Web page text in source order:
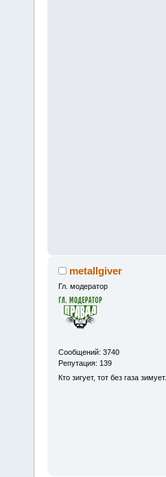
metallgiver
Гл. модератор
Сообщений: 3740
Репутация: 139
Кто зигует, тот без газа зимует.